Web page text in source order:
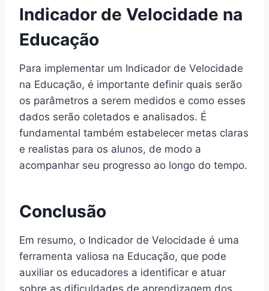
Indicador de Velocidade na
Educação
Para implementar um Indicador de Velocidade
na Educação, é importante definir quais serão
os parâmetros a serem medidos e como esses
dados serão coletados e analisados. É
fundamental também estabelecer metas claras
e realistas para os alunos, de modo a
acompanhar seu progresso ao longo do tempo.
Conclusão
Em resumo, o Indicador de Velocidade é uma
ferramenta valiosa na Educação, que pode
auxiliar os educadores a identificar e atuar
sobre as dificuldades de aprendizagem dos